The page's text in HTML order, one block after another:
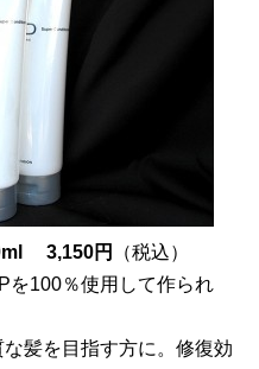
3,150円
（税込）
を100％使用して作られ
髪を目指す方に。修復効